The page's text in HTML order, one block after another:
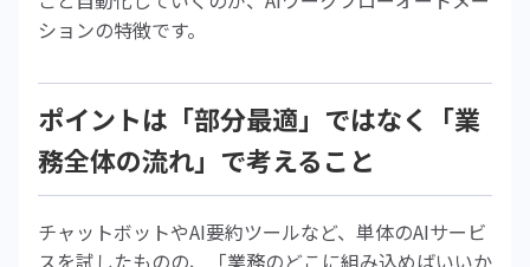
ションの特徴です。
ポイントは「部分最適」ではなく「業
務全体の流れ」で考えること
チャットボットやAI要約ツールなど、単体のAIサービ
スを試したものの、「業務のどこに組み込めばいいか